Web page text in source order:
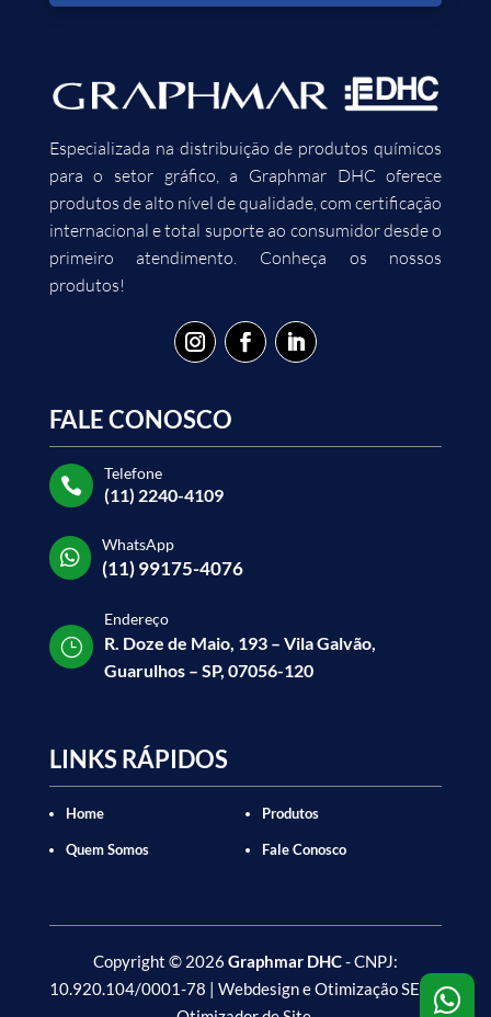
Especializada na distribuição de produtos químicos
para o setor gráfico, a Graphmar DHC oferece
produtos de alto nível de qualidade, com certificação
internacional e total suporte ao consumidor desde o
primeiro atendimento. Conheça os nossos
produtos!
FALE CONOSCO

Telefone
(11) 2240-4109

WhatsApp
(11) 99175-4076
}
Endereço
R. Doze de Maio, 193 – Vila Galvão,
Guarulhos – SP, 07056-120
LINKS RÁPIDOS
Home
Quem Somos
Produtos
Fale Conosco
Copyright ©2026 Graphmar DHC- CNPJ:
10.920.104/0001-78 | Webdesign e Otimização SEO -